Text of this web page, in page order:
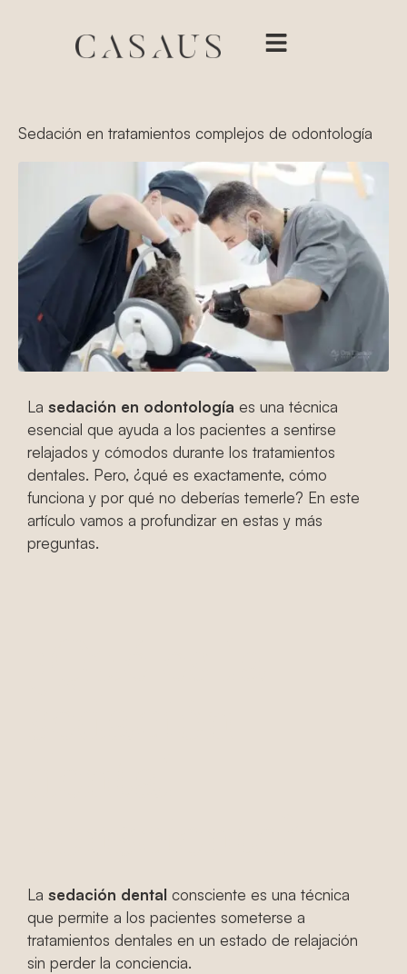
Sedación en tratamientos complejos de odontología
La sedación en odontología es una técnica
esencial que ayuda a los pacientes a sentirse
relajados y cómodos durante los tratamientos
dentales. Pero, ¿qué es exactamente, cómo
funciona y por qué no deberías temerle? En este
artículo vamos a profundizar en estas y más
preguntas.
La sedación dental consciente es una técnica
que permite a los pacientes someterse a
tratamientos dentales en un estado de relajación
sin perder la conciencia.